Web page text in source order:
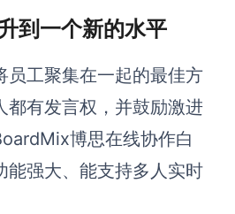
到一个新的水平
员工聚集在一起的最佳方
都有发言权，并鼓励激进
博思在线协作白
能强大、能支持多人实时